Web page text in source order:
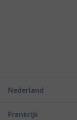
Nederland
Frankrijk